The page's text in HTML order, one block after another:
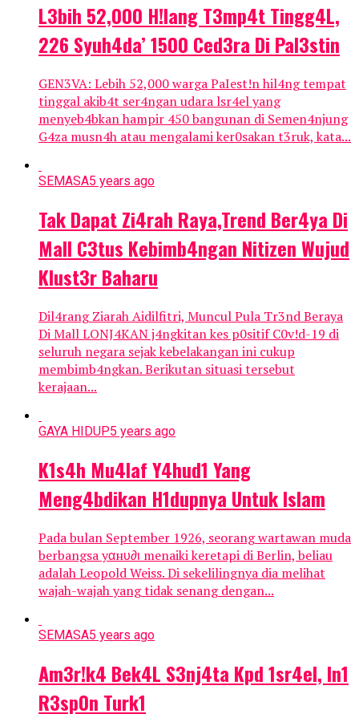
L3bih 52,000 H!lang T3mp4t Tingg4L,
226 Syuh4da’ 1500 Ced3ra Di PaI3stin
GEN3VA: Lebih 52,000 warga PaIest!n hil4ng tempat
tinggal akib4t ser4ngan udara lsr4el yang
menyeb4bkan hampir 450 bangunan di Semen4njung
G4za musn4h atau mengalami ker0sakan t3ruk, kata...
SEMASA5 years ago
Tak Dapat Zi4rah Raya,Trend Ber4ya Di
Mall C3tus Kebimb4ngan Nitizen Wujud
Klust3r Baharu
Dil4rang Ziarah Aidilfitri, Muncul Pula Tr3nd Beraya
Di Mall LONJ4KAN j4ngkitan kes p0sitif C0v!d-19 di
seluruh negara sejak kebelakangan ini cukup
membimb4ngkan. Berikutan situasi tersebut
kerajaan...
GAYA HIDUP5 years ago
K1s4h Mu4laf Y4hud1 Yang
Meng4bdikan H1dupnya Untuk lsIam
Pada bulan September 1926, seorang wartawan muda
berbangsa уαнυ∂ι menaiki keretapi di Berlin, beliau
adalah Leopold Weiss. Di sekelilingnya dia melihat
wajah-wajah yang tidak senang dengan...
SEMASA5 years ago
Am3r!k4 Bek4L S3nj4ta Kpd 1sr4eI, In1
R3sp0n Turk1